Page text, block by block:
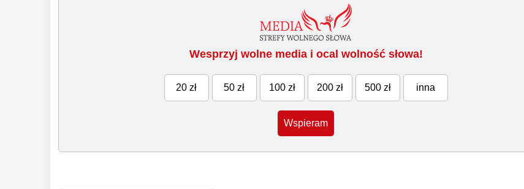
Wesprzyj wolne media i ocal wolność słowa!
20 zł 50 zł 100 zł 200 zł 500 zł inna
Wspieram